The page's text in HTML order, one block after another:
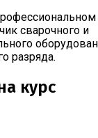
сварочного и
разряда.
курс